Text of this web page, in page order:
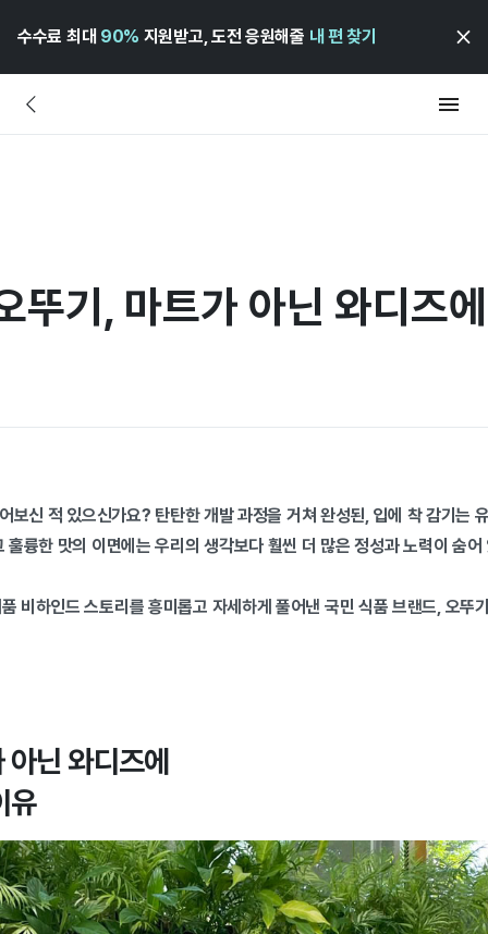
수수료 최대 90% 지원받고, 도전 응원해줄 내 편 찾기
기, 마트가 아닌 와디즈
보신 적 있으신가요? 탄탄한 개발 과정을 거쳐 완성된, 입에 착 감기는
훌륭한 맛의 이면에는 우리의 생각보다 훨씬 더 많은 정성과 노력이 숨어
비하인드 스토리를 흥미롭고 자세하게 풀어낸 국민 식품 브랜드, 오뚜
닌 와디즈에
유